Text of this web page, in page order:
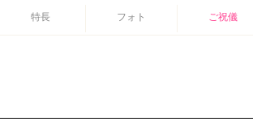
特長 フォト ご祝儀